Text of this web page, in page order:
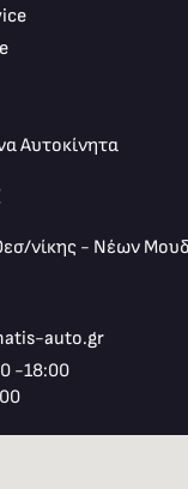
Αυτοκίνητα
νίκης - Νέων
auto.gr
-18:00